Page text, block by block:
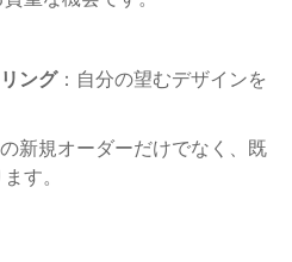
ング：自分の望むデザインを
新規オーダーだけでなく、既
す。